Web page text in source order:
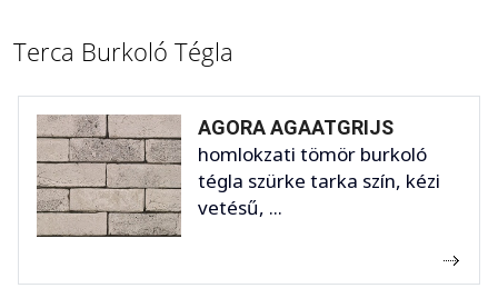
Terca Burkoló Tégla
AGORA AGAATGRIJS
homlokzati tömör burkoló
tégla szürke tarka szín, kézi
vetésű, ...